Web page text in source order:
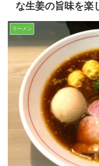
な生姜の旨味を楽
ラーメン